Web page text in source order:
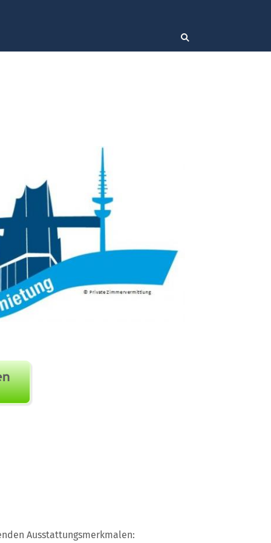
Ausstattungsmerkmalen: